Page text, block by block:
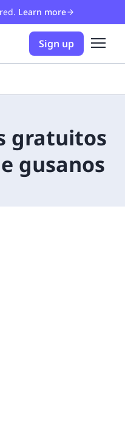
Learn more
Sign up
gratuitos
gusanos